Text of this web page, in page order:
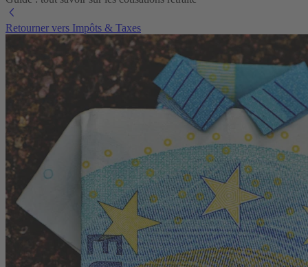
Retourner vers Impôts & Taxes